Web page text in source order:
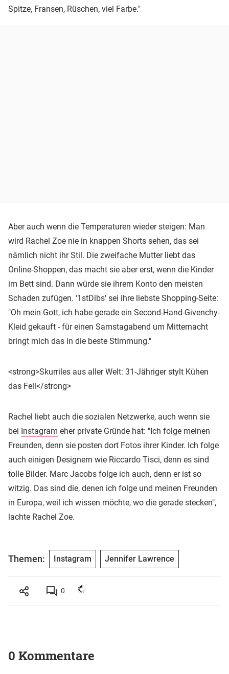
Spitze, Fransen, Rüschen, viel Farbe."
Aber auch wenn die Temperaturen wieder steigen: Man
wird Rachel Zoe nie in knappen Shorts sehen, das sei
nämlich nicht ihr Stil. Die zweifache Mutter liebt das
Online-Shoppen, das macht sie aber erst, wenn die Kinder
im Bett sind. Dann würde sie ihrem Konto den meisten
Schaden zufügen. '1stDibs' sei ihre liebste Shopping-Seite:
"Oh mein Gott, ich habe gerade ein Second-Hand-Givenchy-
Kleid gekauft - für einen Samstagabend um Mitternacht
bringt mich das in die beste Stimmung."
<strong>Skurriles aus aller Welt: 31-Jähriger stylt Kühen
das Fell</strong>
Rachel liebt auch die sozialen Netzwerke, auch wenn sie
bei Instagram eher private Gründe hat: "Ich folge meinen
Freunden, denn sie posten dort Fotos ihrer Kinder. Ich folge
auch einigen Designern wie Riccardo Tisci, denn es sind
tolle Bilder. Marc Jacobs folge ich auch, denn er ist so
witzig. Das sind die, denen ich folge und meinen Freunden
in Europa, weil ich wissen möchte, wo die gerade stecken",
lachte Rachel Zoe.
Themen: Instagram Jennifer Lawrence
0
0 Kommentare